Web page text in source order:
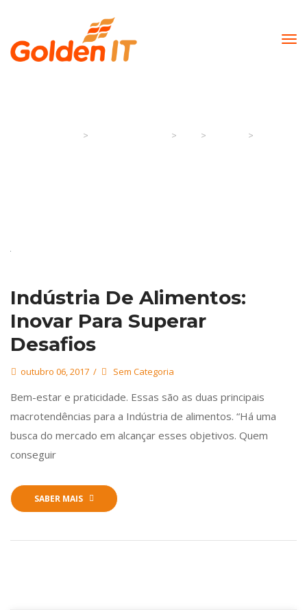
> > > >
Indústria De Alimentos:
Inovar Para Superar
Desafios
outubro 06, 2017 Sem Categoria
Bem-estar e praticidade. Essas são as duas principais
macrotendências para a Indústria de alimentos. “Há uma
busca do mercado em alcançar esses objetivos. Quem
conseguir
SABER MAIS